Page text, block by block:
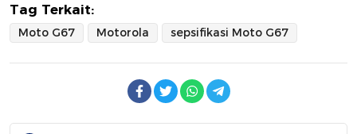
Tag Terkait:
Moto G67 Motorola sepsifikasi Moto G67